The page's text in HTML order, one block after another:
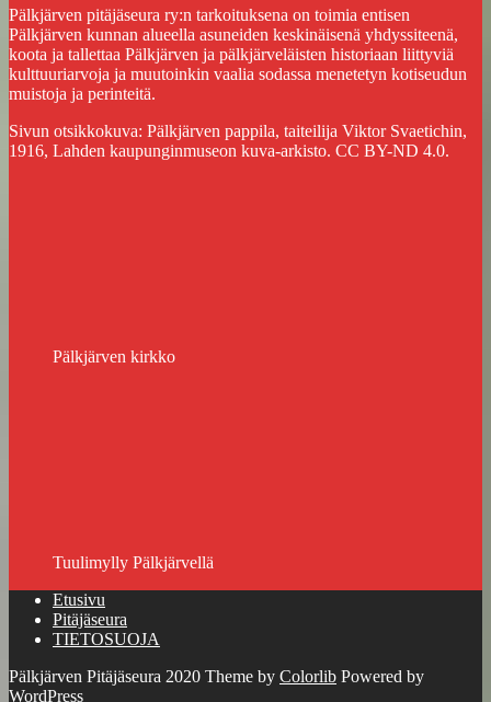
Pälkjärven pitäjäseura ry:n tarkoituksena on toimia entisen
Pälkjärven kunnan alueella asuneiden keskinäisenä yhdyssiteenä,
koota ja tallettaa Pälkjärven ja pälkjärveläisten historiaan liittyviä
kulttuuriarvoja ja muutoinkin vaalia sodassa menetetyn kotiseudun
muistoja ja perinteitä.
Sivun otsikkokuva: Pälkjärven pappila, taiteilija Viktor Svaetichin,
1916, Lahden kaupunginmuseon kuva-arkisto. CC BY-ND 4.0.
Pälkjärven kirkko
Tuulimylly Pälkjärvellä
Etusivu
Pitäjäseura
TIETOSUOJA
Pälkjärven Pitäjäseura 2020 Theme by Colorlib Powered by
WordPress